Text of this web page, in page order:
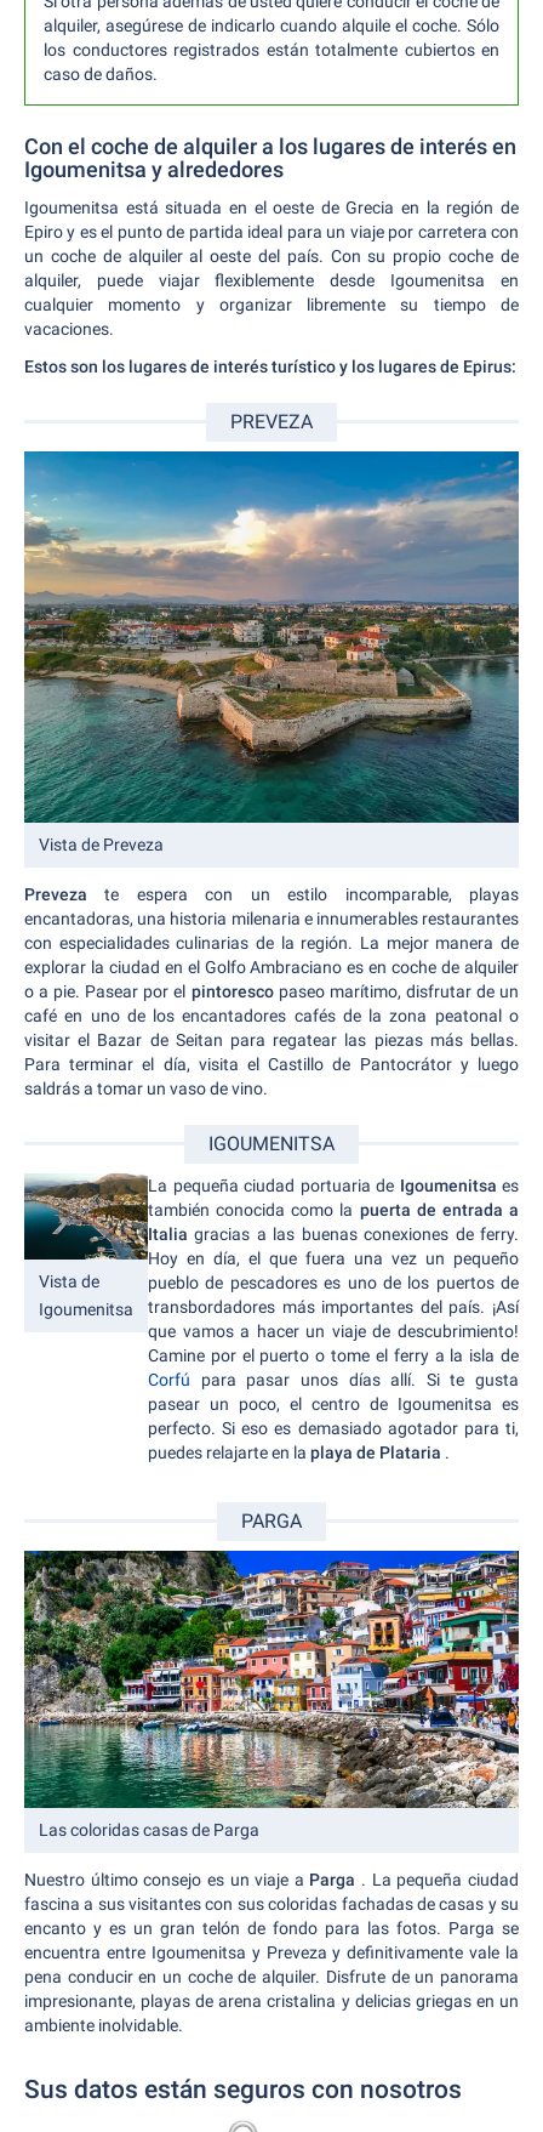
alquiler, asegúrese de indicarlo cuando alquile el coche. Sólo
los conductores registrados están totalmente cubiertos en
caso de daños.
Con el coche de alquiler a los lugares de interés en
Igoumenitsa y alrededores
Igoumenitsa está situada en el oeste de Grecia en la región de
Epiro y es el punto de partida ideal para un viaje por carretera con
un coche de alquiler al oeste del país. Con su propio coche de
alquiler, puede viajar flexiblemente desde Igoumenitsa en
cualquier momento y organizar libremente su tiempo de
vacaciones.
Estos son los lugares de interés turístico y los lugares de Epirus:
PREVEZA
Vista de Preveza
Preveza te espera con un estilo incomparable, playas
encantadoras, una historia milenaria e innumerables restaurantes
con especialidades culinarias de la región. La mejor manera de
explorar la ciudad en el Golfo Ambraciano es en coche de alquiler
o a pie. Pasear por el pintorescopaseo marítimo, disfrutar de un
café en uno de los encantadores cafés de la zona peatonal o
visitar el Bazar de Seitan para regatear las piezas más bellas.
Para terminar el día, visita el Castillo de Pantocrátor y luego
saldrás a tomar un vaso de vino.
IGOUMENITSA
Vista de
Igoumenitsa
La pequeña ciudad portuaria de Igoumenitsa es
también conocida como la puerta de entrada a
Italia gracias a las buenas conexiones de ferry.
Hoy en día, el que fuera una vez un pequeño
pueblo de pescadores es uno de los puertos de
transbordadores más importantes del país. ¡Así
que vamos a hacer un viaje de descubrimiento!
Camine por el puerto o tome el ferry a la isla de
Corfú para pasar unos días allí. Si te gusta
pasear un poco, el centro de Igoumenitsa es
perfecto. Si eso es demasiado agotador para ti,
puedes relajarte en la playa de Plataria .
PARGA
Las coloridas casas de Parga
Nuestro último consejo es un viaje a Parga . La pequeña ciudad
fascina a sus visitantes con sus coloridas fachadas de casas y su
encanto y es un gran telón de fondo para las fotos. Parga se
encuentra entre Igoumenitsa y Preveza y definitivamente vale la
pena conducir en un coche de alquiler. Disfrute de un panorama
impresionante, playas de arena cristalina y delicias griegas en un
ambiente inolvidable.
Sus datos están seguros con nosotros